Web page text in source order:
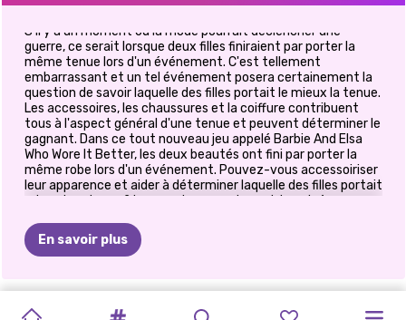
S'il y a un moment où la mode pourrait déclencher une
guerre, ce serait lorsque deux filles finiraient par porter la
même tenue lors d'un événement. C'est tellement
embarrassant et un tel événement posera certainement la
question de savoir laquelle des filles portait le mieux la tenue.
Les accessoires, les chaussures et la coiffure contribuent
tous à l'aspect général d'une tenue et peuvent déterminer le
gagnant. Dans ce tout nouveau jeu appelé Barbie And Elsa
Who Wore It Better, les deux beautés ont fini par porter la
même robe lors d'un événement. Pouvez-vous accessoiriser
leur apparence et aider à déterminer laquelle des filles portait
mieux leur tenue? Lorsque les regards sont terminés,
Choisissez des robes glamour et décidez qui est la
fashionista ultime. Amusez-vous ici!
En savoir plus
HABILLAGE
JEAN MÉCHANTS ELIZA